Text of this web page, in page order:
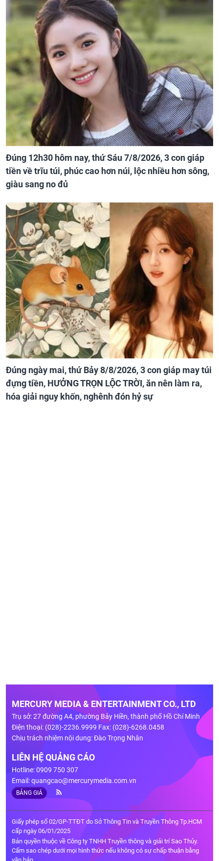
Đúng 12h30 hôm nay, thứ Sáu 7/8/2026, 3 con giáp
tiền về trĩu túi, phúc cao hơn núi, lộc nhiều hơn sông,
giàu sang no đủ
Đúng ngày mai, thứ Bảy 8/8/2026, 3 con giáp may túi
đựng tiền, HƯỞNG TRỌN LỘC TRỜI, ăn nên làm ra,
hóa giải nguy khốn, nghênh đón hỷ sự
MERCURY MEDIA & ENTERTAINMENT CO., LTD
Trụ sở: 27 đường A4, phường Bảy Hiền, thành phố Hồ Chí Minh
Điện thoại: (028)-2236.9999 Fax: (028)-6268.0458
Chịu trách nhiệm nội dung: Đào Trọng Nhân
LIÊN HỆ QUẢNG CÁO
Hotline: 0909 750 307
Email:quangcao@mercurymedia.com.vn
BẢNG GIÁ
Giấy phép số 02/GP-TTĐT do Sở Thông Tin và Truyền Thông Tp.HCM
cấp ngày 06/01/2025
Bản quyền thuộc về Công ty TNHH Truyền thông và giải trí Sao Thủy.
Cấm sao chép dưới mọi hình thức nếu không có sự chấp thuận bằng